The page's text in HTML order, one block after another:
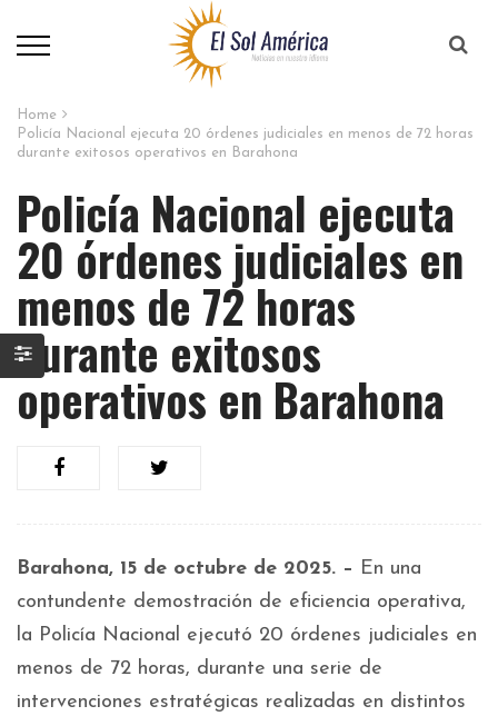
Home
Policía Nacional ejecuta 20 órdenes judiciales en menos de 72 horas
durante exitosos operativos en Barahona
Policía Nacional ejecuta
20 órdenes judiciales en
menos de 72 horas
durante exitosos
operativos en Barahona
Barahona, 15 de octubre de 2025. – En una
contundente demostración de eficiencia operativa,
la Policía Nacional ejecutó 20 órdenes judiciales en
menos de 72 horas, durante una serie de
intervenciones estratégicas realizadas en distintos